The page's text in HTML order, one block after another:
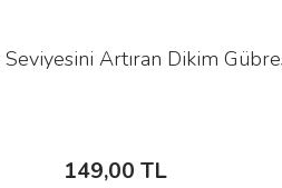
Artıran Dikim
149,00 TL